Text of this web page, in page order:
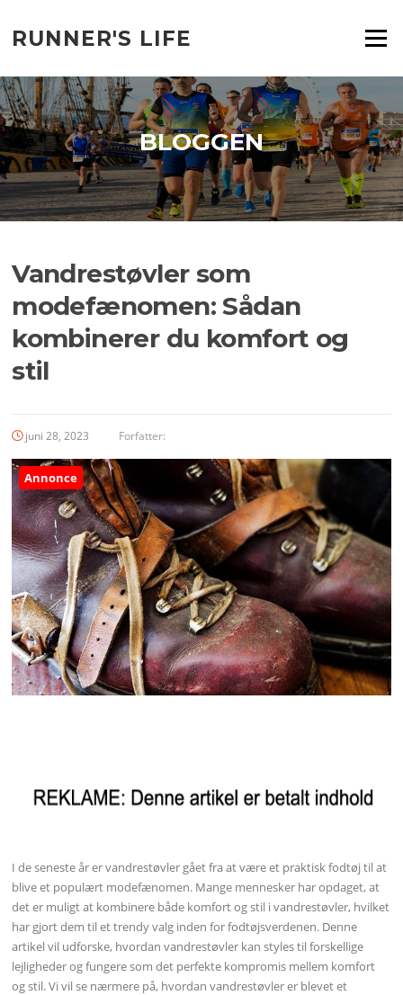
indhold
RUNNER'S LIFE Menu
BLOGGEN
Vandrestøvler som
modefænomen: Sådan
kombinerer du komfort og
stil
juni 28, 2023 Forfatter:
Annonce
I de seneste år er vandrestøvler gået fra at være et praktisk fodtøj til at
blive et populært modefænomen. Mange mennesker har opdaget, at
det er muligt at kombinere både komfort og stil i vandrestøvler, hvilket
har gjort dem til et trendy valg inden for fodtøjsverdenen. Denne
artikel vil udforske, hvordan vandrestøvler kan styles til forskellige
lejligheder og fungere som det perfekte kompromis mellem komfort
og stil. Vi vil se nærmere på, hvordan vandrestøvler er blevet et